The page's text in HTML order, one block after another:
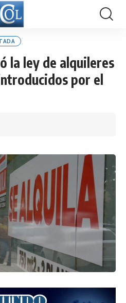
la ley de alquileres
por el